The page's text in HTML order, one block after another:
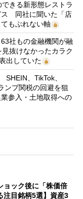
きる新形態レストラ
ス 同社に聞いた「店
もぶれない軸
社もの金融機関が融
抜けなかったカラク
出していた
、TikTok、
ンプ関税の回避を狙
参入・土地取得への
ョック後に「株価倍
注目銘柄5選】資産3